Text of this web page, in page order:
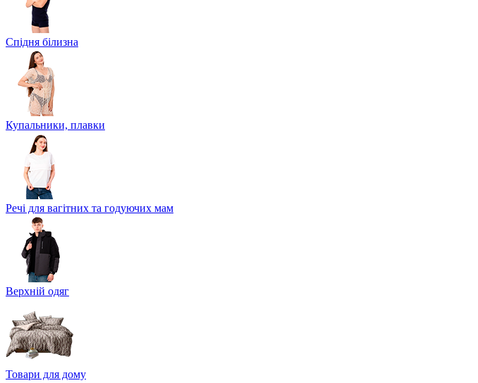
Спідня білизна
Купальники, плавки
Речі для вагітних та годуючих мам
Верхній одяг
Товари для дому